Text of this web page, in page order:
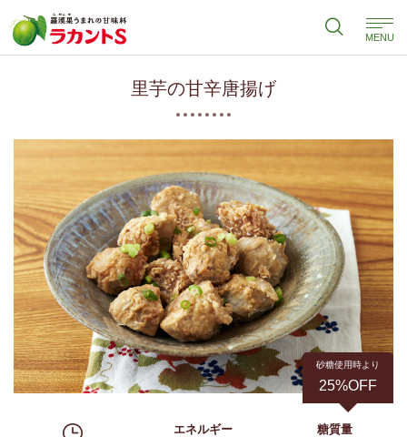
MENU
里芋の甘辛唐揚げ
砂糖使用時より
25%OFF
エネルギー 糖質量